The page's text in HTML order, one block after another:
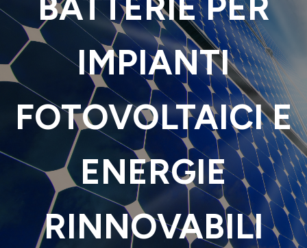
IMPIANTI
FOTOVOLTAICI E
ENERGIE
RINNOVABILI